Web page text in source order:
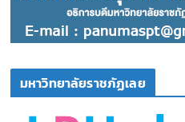
มหาวิทยาลัยราชภัฏเลย